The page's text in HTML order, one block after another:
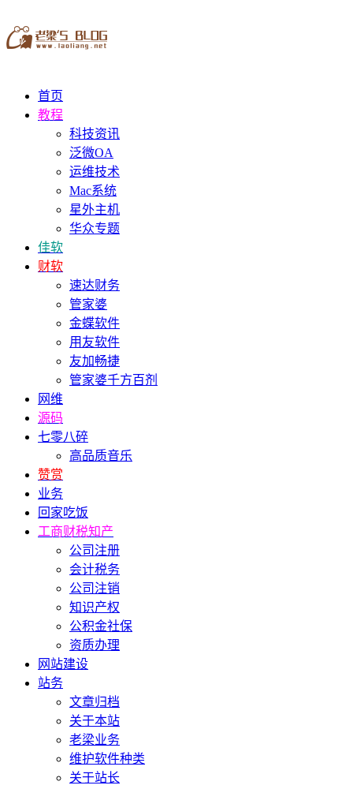
首页
教程
科技资讯
泛微OA
运维技术
Mac系统
星外主机
华众专题
佳软
财软
速达财务
管家婆
金蝶软件
用友软件
友加畅捷
管家婆千方百剂
网维
源码
七零八碎
高品质音乐
赞赏
业务
回家吃饭
工商财税知产
公司注册
会计税务
公司注销
知识产权
公积金社保
资质办理
网站建设
站务
文章归档
关于本站
老梁业务
维护软件种类
关于站长